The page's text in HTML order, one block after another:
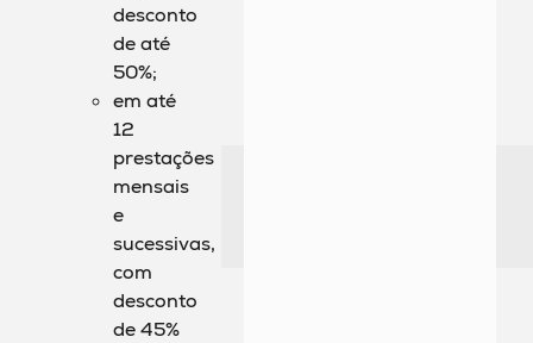
desconto
de até
50%;
em até
12
prestações
mensais
e
sucessivas,
com
desconto
de 45%